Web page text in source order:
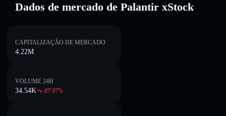
Dados de mercado de Palantir xStock
CAPITALIZAÇÃO DE MERCADO
4.22M
VOLUME 24H
34.54K 87.97%